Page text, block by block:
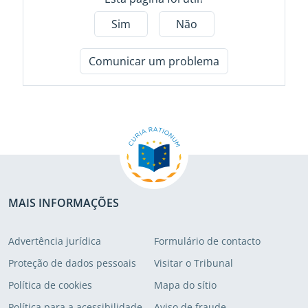
Sim
Não
Comunicar um problema
MAIS INFORMAÇÕES
Advertência jurídica
Formulário de contacto
Proteção de dados pessoais
Visitar o Tribunal
Política de cookies
Mapa do sítio